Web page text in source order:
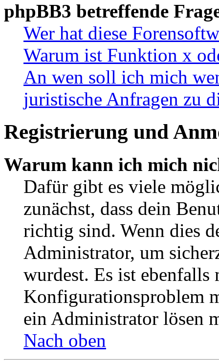
phpBB3 betreffende
Wer hat diese
Warum ist Funktion x
An wen soll ich mich
juristische Anfragen zu
Registrierung und
Warum kann ich mich
Dafür gibt es viele
zunächst, dass dein
richtig sind. Wenn dies
Administrator, um
wurdest. Es ist ebenfalls
Konfigurationsproblem
ein Administrator lösen
Nach oben